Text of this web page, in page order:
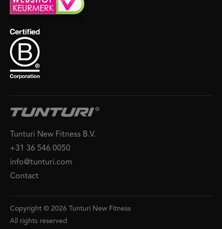
Tunturi New Fitness B.V.
+31 36 546 0050
info@tunturi.com
Contact
Copyright © 2026 Tunturi New Fitness
All rights reserved